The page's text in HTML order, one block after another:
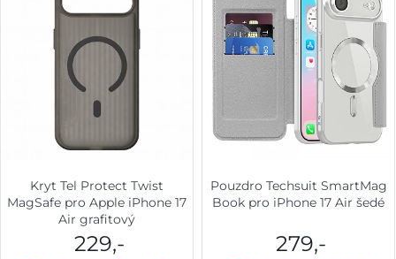
Kryt Tel Protect Twist
MagSafe pro Apple iPhone 17
Air grafitový
229,-
Pouzdro Techsuit SmartMag
Book pro iPhone 17 Air šedé
279,-